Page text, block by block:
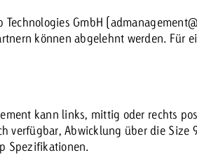
Technologies GmbH (
können abgelehnt werden. Für
kann links, mittig oder rechts
verfügbar, Abwicklung über die Size
Spezifikationen.